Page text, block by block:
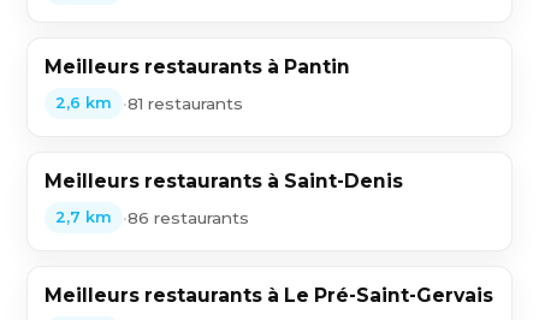
Meilleurs restaurants à Pantin
2,6 km •81 restaurants
Meilleurs restaurants à Saint-Denis
2,7 km •86 restaurants
Meilleurs restaurants à Le Pré-Saint-Gervais